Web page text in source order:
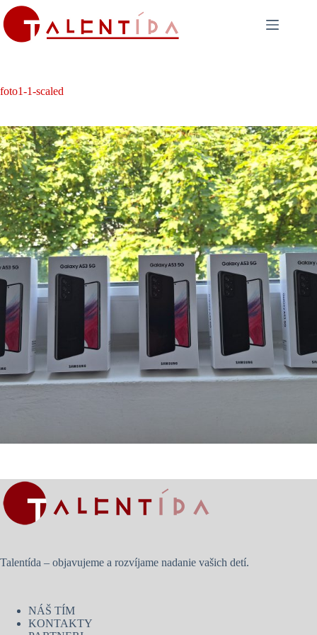
Skip
to
content
foto1-1-scaled
Talentída – objavujeme a rozvíjame nadanie vašich detí.
NÁŠ TÍM
KONTAKTY